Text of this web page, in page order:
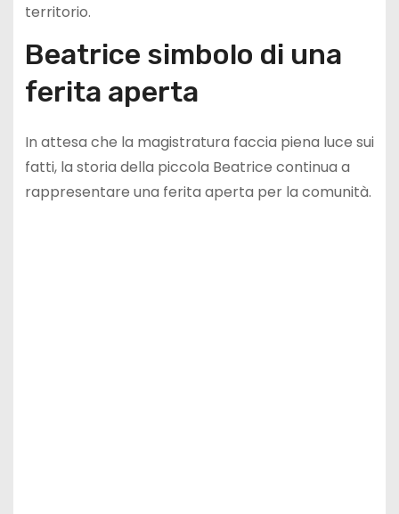
territorio.
Beatrice simbolo di una
ferita aperta
In attesa che la magistratura faccia piena luce sui
fatti, la storia della piccola Beatrice continua a
rappresentare una ferita aperta per la comunità.